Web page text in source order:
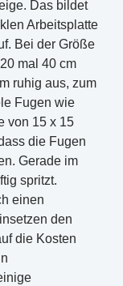
Das bildet
Arbeitsplatte
Bei der Größe
mal 40 cm
ruhig aus, zum
Fugen wie
von 15 x 15
die Fugen
Gerade im
spritzt.
einen
den
die Kosten